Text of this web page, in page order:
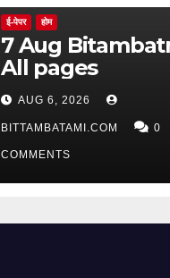
ई-पेपर होम
7 Aug Bitambatmi
All pages
AUG 6, 2026
BITTAMBATAMI.COM 0
COMMENTS